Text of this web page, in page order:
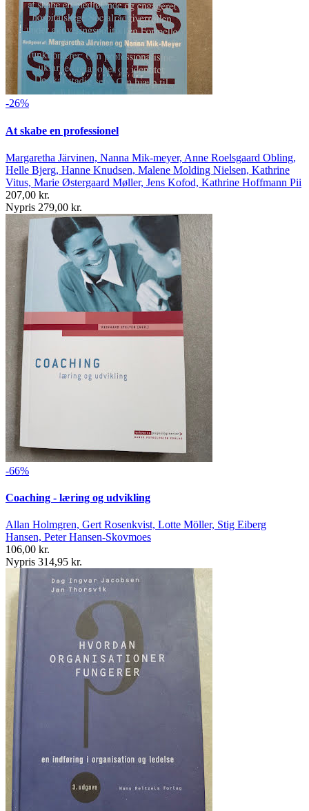
-26%
At skabe en professionel
Margaretha Järvinen, Nanna Mik-meyer, Anne Roelsgaard Obling,
Helle Bjerg, Hanne Knudsen, Malene Molding Nielsen, Kathrine
Vitus, Marie Østergaard Møller, Jens Kofod, Kathrine Hoffmann Pii
207,00 kr.
Nypris 279,00 kr.
-66%
Coaching - læring og udvikling
Allan Holmgren, Gert Rosenkvist, Lotte Möller, Stig Eiberg
Hansen, Peter Hansen-Skovmoes
106,00 kr.
Nypris 314,95 kr.